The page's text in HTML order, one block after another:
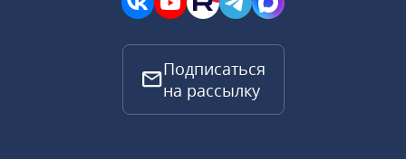
Подписаться
на рассылку